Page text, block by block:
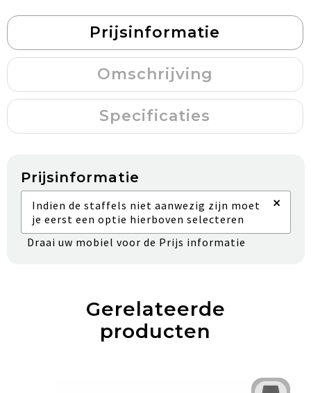
Prijsinformatie
Omschrijving
Specificaties
Prijsinformatie
Indien de staffels niet aanwezig zijn moet
je eerst een optie hierboven selecteren
×
Draai uw mobiel voor de Prijs informatie
Gerelateerde
producten